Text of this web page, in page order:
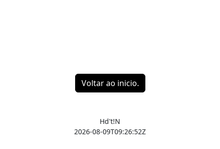
Voltar ao inicio.
Hd't!N
2026-08-09T09:26:52Z